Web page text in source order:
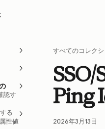
すべてのコレク
Ping
2026年3月13日
認す
る
性値